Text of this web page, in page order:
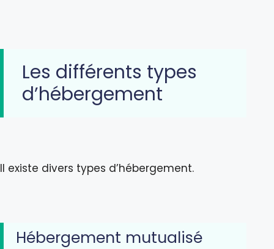
Les différents types
d’hébergement
Il existe divers types d’hébergement.
Hébergement mutualisé